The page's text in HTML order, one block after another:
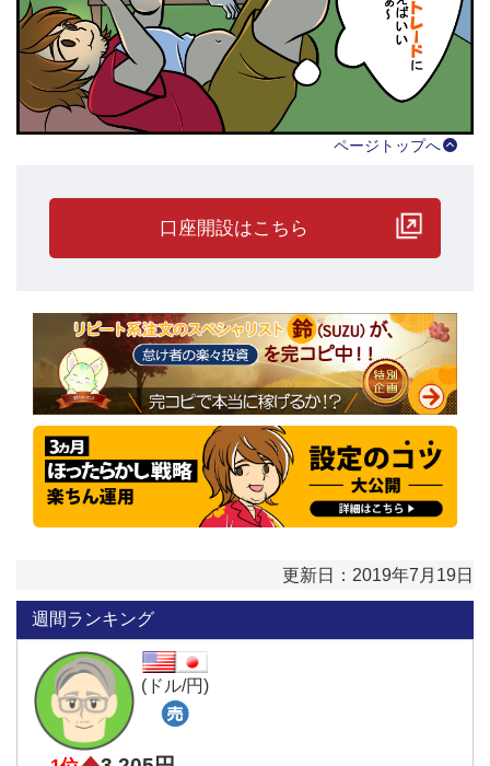
ページトップへ
口座開設はこちら
更新日：2019年7月19日
週間ランキング
(ドル/円)